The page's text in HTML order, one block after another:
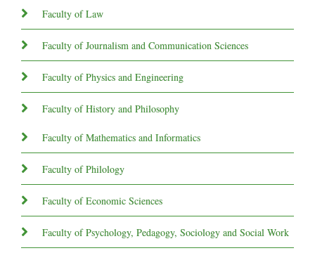
Faculty of Law
Faculty of Journalism and Communication Sciences
Faculty of Physics and Engineering
Faculty of History and Philosophy
Faculty of Mathematics and Informatics
Faculty of Philology
Faculty of Economic Sciences
Faculty of Psychology, Pedagogy, Sociology and Social Work